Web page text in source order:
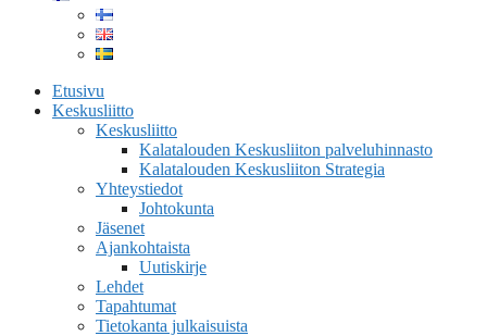
Etusivu
Keskusliitto
Keskusliitto
Kalatalouden Keskusliiton palveluhinnasto
Kalatalouden Keskusliiton Strategia
Yhteystiedot
Johtokunta
Jäsenet
Ajankohtaista
Uutiskirje
Lehdet
Tapahtumat
Tietokanta julkaisuista